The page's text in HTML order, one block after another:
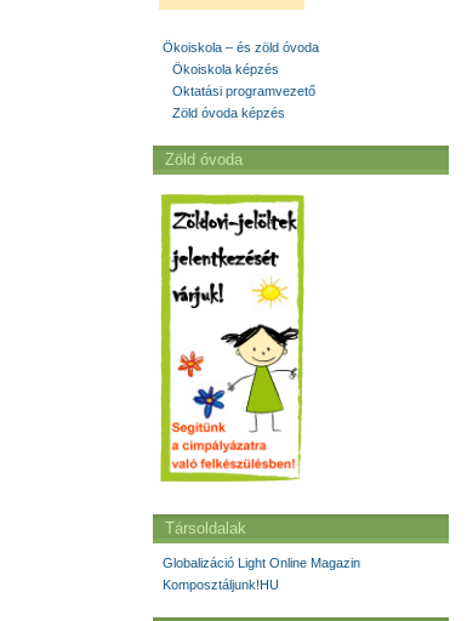
Ökoiskola – és zöld óvoda
Ökoiskola képzés
Oktatási programvezető
Zöld óvoda képzés
Zöld óvoda
Társoldalak
Globalizáció Light Online Magazin
Komposztáljunk!HU